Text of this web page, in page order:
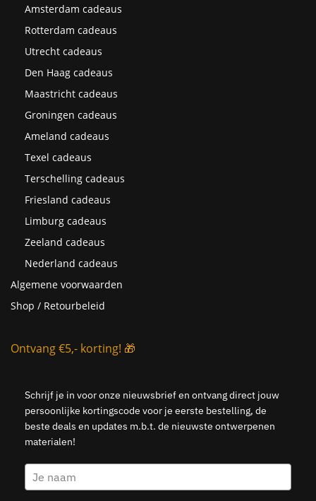
Amsterdam cadeaus
Rotterdam cadeaus
Utrecht cadeaus
Den Haag cadeaus
Maastricht cadeaus
Groningen cadeaus
Ameland cadeaus
Texel cadeaus
Terschelling cadeaus
Friesland cadeaus
Limburg cadeaus
Zeeland cadeaus
Nederland cadeaus
Algemene voorwaarden
Shop / Retourbeleid
Ontvang €5,- korting! 🎁
Schrijf je in voor onze nieuwsbrief en ontvang direct jouw
persoonlijke kortingscode voor je eerste bestelling, de
beste deals en updates m.b.t. de nieuwste ontwerpenen
materialen!